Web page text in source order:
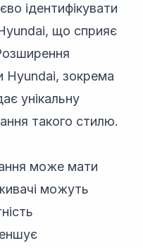
ідентифікувати
що сприяє
Hyundai, зокрема
унікальну
такого стилю.
може мати
можуть